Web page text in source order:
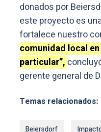
donados por
este proyecto es
fortalece nuestro
comunidad local
particular”,
gerente general de
Temas relacionados:
Beiersdorf